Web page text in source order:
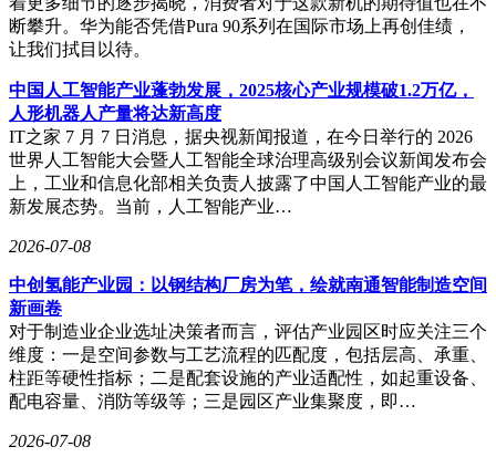
断攀升。华为能否凭借Pura 90系列在国际市场上再创佳绩，
让我们拭目以待。
中国人工智能产业蓬勃发展，2025核心产业规模破1.2万亿，
人形机器人产量将达新高度
IT之家 7 月 7 日消息，据央视新闻报道，在今日举行的 2026
世界人工智能大会暨人工智能全球治理高级别会议新闻发布会
上，工业和信息化部相关负责人披露了中国人工智能产业的最
新发展态势。当前，人工智能产业…
2026-07-08
中创氢能产业园：以钢结构厂房为笔，绘就南通智能制造空间
新画卷
对于制造业企业选址决策者而言，评估产业园区时应关注三个
维度：一是空间参数与工艺流程的匹配度，包括层高、承重、
柱距等硬性指标；二是配套设施的产业适配性，如起重设备、
配电容量、消防等级等；三是园区产业集聚度，即…
2026-07-08